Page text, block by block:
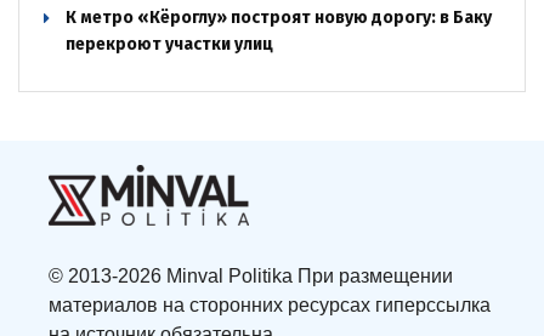
К метро «Кёроглу» построят новую дорогу: в Баку
перекроют участки улиц
© 2013-2026 Minval Politika При размещении
материалов на сторонних ресурсах гиперссылка